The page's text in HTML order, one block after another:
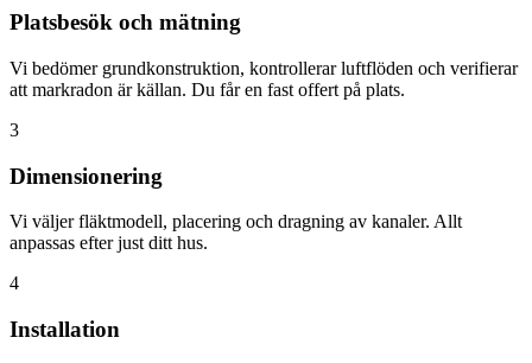
Platsbesök och mätning
Vi bedömer grundkonstruktion, kontrollerar luftflöden och verifierar
att markradon är källan. Du får en fast offert på plats.
3
Dimensionering
Vi väljer fläktmodell, placering och dragning av kanaler. Allt
anpassas efter just ditt hus.
4
Installation